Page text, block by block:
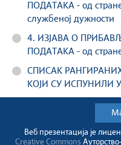
ПОДАТАКА - од
службеној дужности
4. ИЗЈАВА О
ПОДАТАКА - од
СПИСАК
КОЈИ СУ ИСПУНИЛИ
Веб презентација jе
Creative Commons